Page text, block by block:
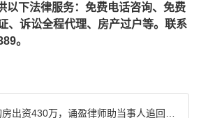
以下法律服务：免费电话咨询、免费
、诉讼全程代理、房产过户等。联系
。